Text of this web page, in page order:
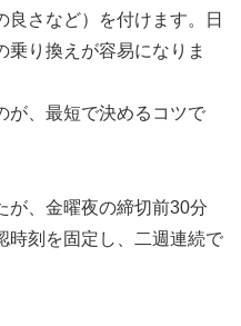
さなど）を付けます。日
乗り換えが容易になりま
が、最短で決めるコツで
が、金曜夜の締切前30分
時刻を固定し、二週連続で